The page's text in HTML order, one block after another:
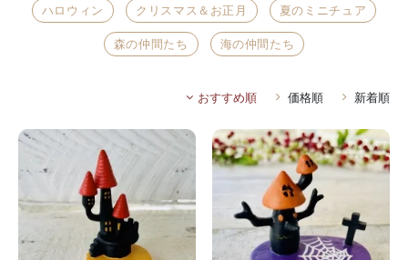
ハロウィン クリスマス＆お正月 夏のミニチュア
森の仲間たち 海の仲間たち
おすすめ順 価格順 新着順